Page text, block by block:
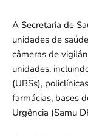
A Secretaria de
unidades de
câmeras de
unidades,
(UBSs),
farmácias, bases
Urgência (Samu